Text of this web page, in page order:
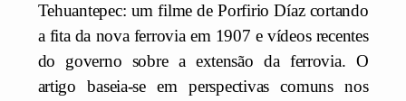
Tehuantepec: um filme de Porfirio Díaz cortando
a fita da nova ferrovia em 1907 e vídeos recentes
do governo sobre a extensão da ferrovia. O
artigo baseia-se em perspectivas comuns nos